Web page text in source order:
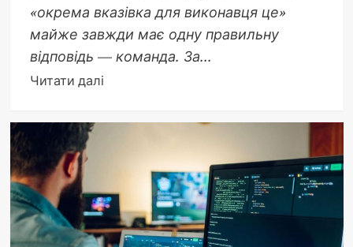
«окрема вказівка для виконавця це»
майже завжди має одну правильну
відповідь — команда. За...
Читати даліДокладніше
Окрема
виконавця
це
команда:
повний